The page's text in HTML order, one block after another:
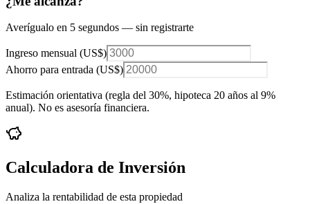
Averígualo en 5 segundos — sin registrarte
Ingreso mensual (US$)
Ahorro para entrada (US$)
Estimación orientativa (regla del 30%, hipoteca 20 años al 9%
anual). No es asesoría financiera.
Calculadora de Inversión
Analiza la rentabilidad de esta propiedad